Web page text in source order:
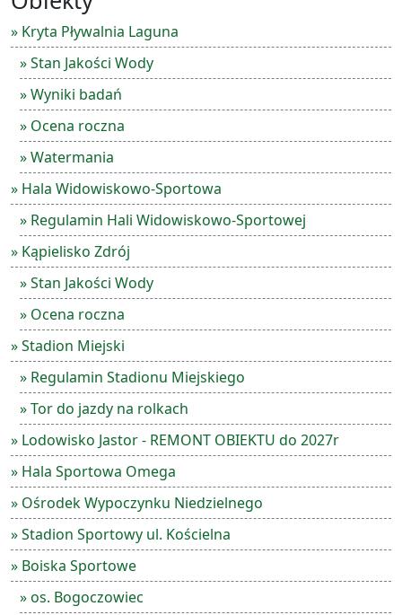
» Kryta Pływalnia Laguna
» Stan Jakości Wody
» Wyniki badań
» Ocena roczna
» Watermania
» Hala Widowiskowo-Sportowa
» Regulamin Hali Widowiskowo-Sportowej
» Kąpielisko Zdrój
» Stan Jakości Wody
» Ocena roczna
» Stadion Miejski
» Regulamin Stadionu Miejskiego
» Tor do jazdy na rolkach
» Lodowisko Jastor - REMONT OBIEKTU do 2027r
» Hala Sportowa Omega
» Ośrodek Wypoczynku Niedzielnego
» Stadion Sportowy ul. Kościelna
» Boiska Sportowe
» os. Bogoczowiec